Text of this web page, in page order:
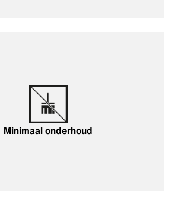
Minimaal onderhoud